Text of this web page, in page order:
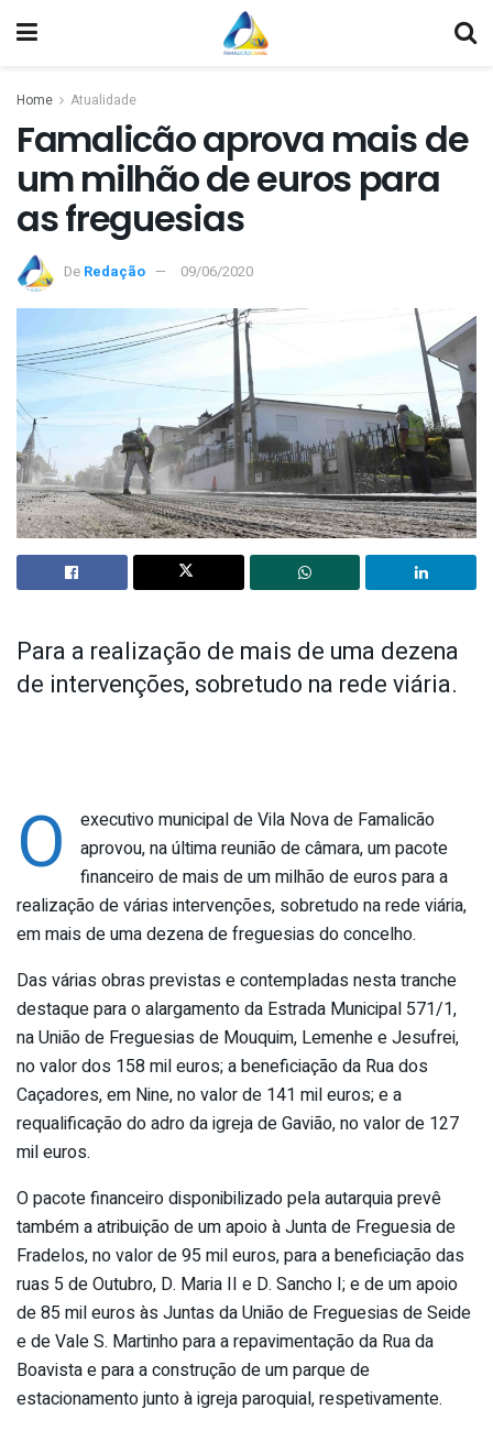
Home Atualidade
Famalicão aprova mais de
um milhão de euros para
as freguesias
De Redação 09/06/2020
Para a realização de mais de uma dezena
de intervenções, sobretudo na rede viária.
O
executivo municipal de Vila Nova de Famalicão
aprovou, na última reunião de câmara, um pacote
financeiro de mais de um milhão de euros para a
realização de várias intervenções, sobretudo na rede viária,
em mais de uma dezena de freguesias do concelho.
Das várias obras previstas e contempladas nesta tranche
destaque para o alargamento da Estrada Municipal 571/1,
na União de Freguesias de Mouquim, Lemenhe e Jesufrei,
no valor dos 158 mil euros; a beneficiação da Rua dos
Caçadores, em Nine, no valor de 141 mil euros; e a
requalificação do adro da igreja de Gavião, no valor de 127
mil euros.
O pacote financeiro disponibilizado pela autarquia prevê
também a atribuição de um apoio à Junta de Freguesia de
Fradelos, no valor de 95 mil euros, para a beneficiação das
ruas 5 de Outubro, D. Maria II e D. Sancho I; e de um apoio
de 85 mil euros às Juntas da União de Freguesias de Seide
e de Vale S. Martinho para a repavimentação da Rua da
Boavista e para a construção de um parque de
estacionamento junto à igreja paroquial, respetivamente.